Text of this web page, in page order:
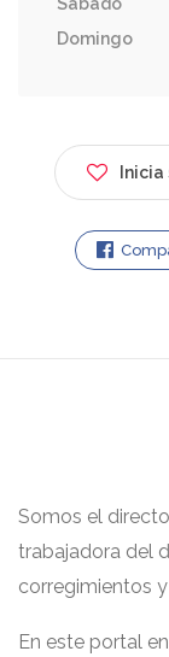
Domingo
Somos el
trabajadora del
corregimientos
En este portal